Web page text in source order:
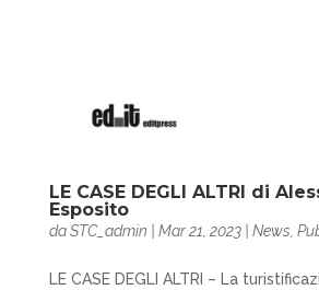
LE CASE DEGLI ALTRI di
Esposito
daSTC_admin Mar 21, 2023| News,
LE CASE DEGLI ALTRI – La